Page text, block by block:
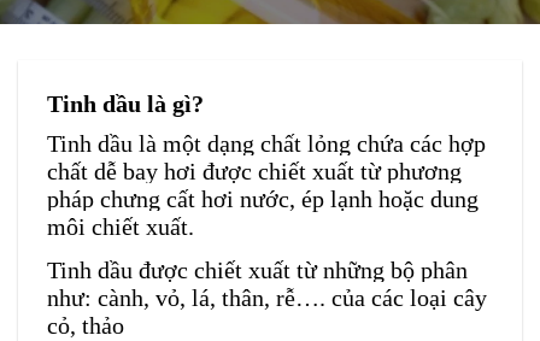
Tinh dầu là gì?
Tinh dầu là một dạng chất lỏng chứa các hợp
chất dễ bay hơi được chiết xuất từ phương
pháp chưng cất hơi nước, ép lạnh hoặc dung
môi chiết xuất.
Tinh dầu được chiết xuất từ những bộ phân
như: cành, vỏ, lá, thân, rễ…. của các loại cây
cỏ, thảo